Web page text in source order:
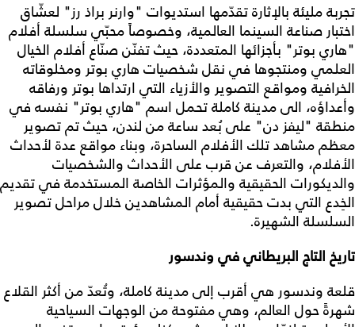
تجربة مليئة بالإثارة تقدّمها استديوات "وارنر براذ رز" لعشّاق
اختبار صناعة السينما العالمية، وخصوصاً محبّي سلسلة أفلام
"هاري بوتر" بأجزائها المتعددة، حيث تفنّن صنّاع أفلام الخيال
العلمي ومنتجوها في نقل شخصيات هاري بوتر ومخلوقاته
الخرافية ومواقع التصوير والأزياء التي ارتداها بوتر ورفاقه
وأعداؤه، الى مدينة كاملة تحمل اسم "هاري بوتر" نفسه في
منطقة "ليفز دن" على بُعد ساعة من لندن، حيث تم تصوير
معظم مشاهد تلك الأفلام الساحرة، وبناء مواقع عدة لأحداث
الأفلام، والتعرف عن قرب على الأحداث والشخصيات
والديكورات الحقيقية والمؤثرات الخاصة المستخدمة في تقديم
الخِدع التي بدت حقيقية أمام المشاهدين خلال مراحل تصوير
السلسلة الشهيرة.
تاريخ التاج البريطاني في وندسور
قلعة وندسور هي أقرب إلى مدينة كاملة، وتُعدّ من أكثر القلاع
شهرةً حول العالم، وهي مفتوحة من الوجهات السياحية